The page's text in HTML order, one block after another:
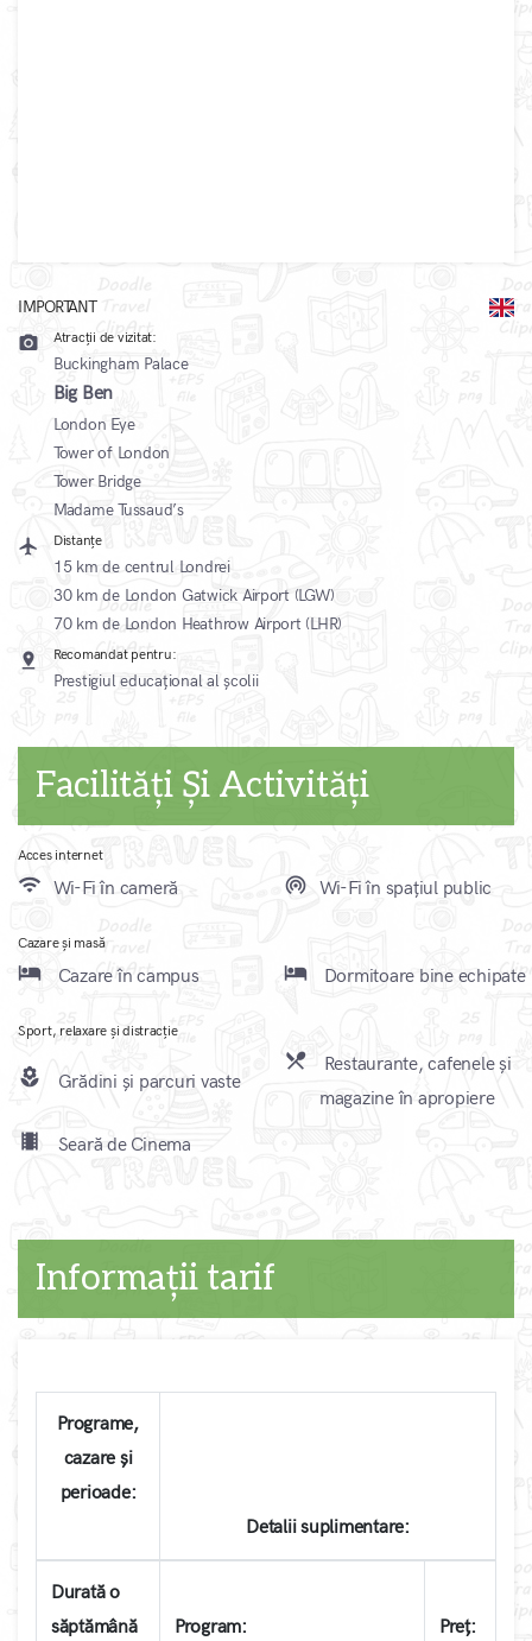
IMPORTANT
camera_alt Atracții de vizitat:
Buckingham Palace
Big Ben
London Eye
Tower of London
Tower Bridge
Madame Tussaud’s
local_airport Distanțe
15 km de centrul Londrei
30 km de London Gatwick Airport (LGW)
70 km de London Heathrow Airport (LHR)
pin_drop Recomandat pentru:
Prestigiul educațional al școlii
Facilități Și Activități
Acces internet
wifi Wi-Fi în cameră wifi_tethering Wi-Fi în spațiul public
Cazare și masă
local_hotel Cazare în campus local_hotel Dormitoare bine echipate
Sport, relaxare și distracție
local_florist Grădini și parcuri vaste
local_dining
Restaurante, cafenele și
magazine în apropiere
local_movies Seară de Cinema
Informații tarif
Programe,
cazare și
perioade:
Detalii suplimentare:
Durată o
săptămână
Program: Preț: